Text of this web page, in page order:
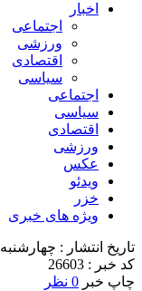
اخبار
اجتماعی
ورزشی
اقتصادی
سیاسی
اجتماعی
سیاسی
اقتصادی
ورزشی
عکس
ویدئو
خزر
ویژه های خبری
تاریخ انتشار : چهارشنبه 4 ژانویه 2023 - 9:03
کد خبر : 26603
چاپ خبر 0 نظر